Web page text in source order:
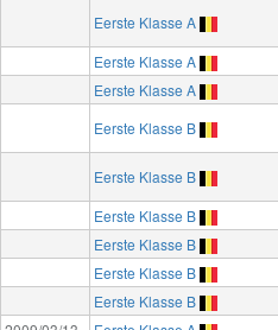
Eerste Klasse A
Eerste Klasse A
Eerste Klasse A
Eerste Klasse B
Eerste Klasse B
Eerste Klasse B
Eerste Klasse B
Eerste Klasse B
Eerste Klasse B